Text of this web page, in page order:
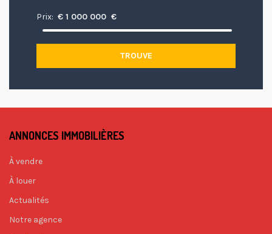
Prix: € 1 000 000 €
TROUVE
ANNONCES IMMOBILIÈRES
À vendre
À louer
Actualités
Notre agence